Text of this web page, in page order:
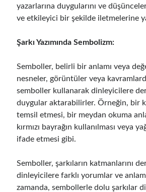
yazarlarına duygularını ve
ve etkileyici bir şekilde iletmelerine
Şarkı Yazımında Sembolizm:
Semboller, belirli bir anlamı veya
nesneler, görüntüler veya
semboller kullanarak dinleyicilere
duygular aktarabilirler. Örneğin, bir
temsil etmesi, bir meydan okuma
kırmızı bayrağın kullanılması veya
ifade etmesi gibi.
Semboller, şarkıların katmanlarını
dinleyicilere farklı yorumlar ve
zamanda, sembollerle dolu şarkılar